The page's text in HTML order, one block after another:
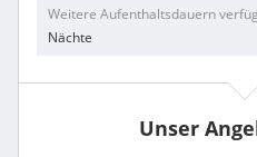
Weitere Aufenthaltsdauern
Nächte
Unser